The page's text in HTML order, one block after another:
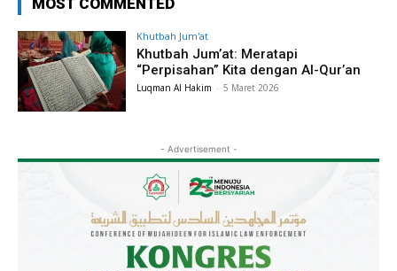
Khutbah Jum'at
Khutbah Jum’at: Meratapi
“Perpisahan” Kita dengan Al-Qur’an
Luqman Al Hakim - 5 Maret 2026
- Advertisement -